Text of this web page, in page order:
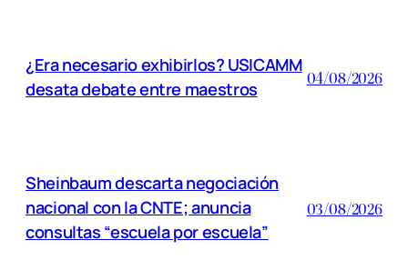
¿Era necesario exhibirlos? USICAMM
desata debate entre maestros
04/08/2026
Sheinbaum descarta negociación
nacional con la CNTE; anuncia
consultas “escuela por escuela”
03/08/2026